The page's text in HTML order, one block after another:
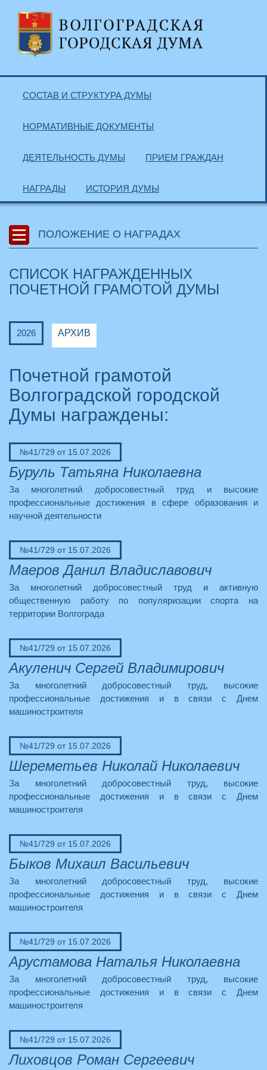
СОСТАВ И СТРУКТУРА ДУМЫ
НОРМАТИВНЫЕ ДОКУМЕНТЫ
ДЕЯТЕЛЬНОСТЬ ДУМЫ ПРИЕМ ГРАЖДАН
НАГРАДЫ ИСТОРИЯ ДУМЫ
ПОЛОЖЕНИЕ О НАГРАДАХ
СПИСОК НАГРАЖДЕННЫХ
ПОЧЕТНОЙ ГРАМОТОЙ ДУМЫ
2026 АРХИВ
Почетной грамотой
Волгоградской городской
Думы награждены:
№41/729 от 15.07.2026
Буруль Татьяна Николаевна
За многолетний добросовестный труд и высокие
профессиональные достижения в сфере образования и
научной деятельности
№41/729 от 15.07.2026
Маеров Данил Владиславович
За многолетний добросовестный труд и активную
общественную работу по популяризации спорта на
территории Волгограда
№41/729 от 15.07.2026
Акуленич Сергей Владимирович
За многолетний добросовестный труд, высокие
профессиональные достижения и в связи с Днем
машиностроителя
№41/729 от 15.07.2026
Шереметьев Николай Николаевич
За многолетний добросовестный труд, высокие
профессиональные достижения и в связи с Днем
машиностроителя
№41/729 от 15.07.2026
Быков Михаил Васильевич
За многолетний добросовестный труд, высокие
профессиональные достижения и в связи с Днем
машиностроителя
№41/729 от 15.07.2026
Арустамова Наталья Николаевна
За многолетний добросовестный труд, высокие
профессиональные достижения и в связи с Днем
машиностроителя
№41/729 от 15.07.2026
Лиховцов Роман Сергеевич